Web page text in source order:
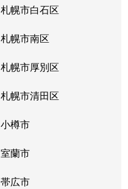
札幌市白石区
札幌市南区
札幌市厚別区
札幌市清田区
小樽市
室蘭市
帯広市